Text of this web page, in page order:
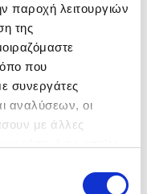
παροχή λειτουργιών
της
που
συνεργάτες
αναλύσεων, οι
με άλλες